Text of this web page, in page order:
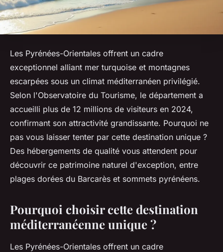
Les Pyrénées-Orientales offrent un cadre
exceptionnel alliant mer turquoise et montagnes
escarpées sous un climat méditerranéen privilégié.
Selon l'Observatoire du Tourisme, le département a
accueilli plus de 12 millions de visiteurs en 2024,
confirmant son attractivité grandissante. Pourquoi ne
pas vous laisser tenter par cette destination unique ?
Des hébergements de qualité vous attendent pour
découvrir ce patrimoine naturel d'exception, entre
plages dorées du Barcarès et sommets pyrénéens.
Pourquoi choisir cette destination
méditerranéenne unique ?
Les Pyrénées-Orientales offrent un cadre